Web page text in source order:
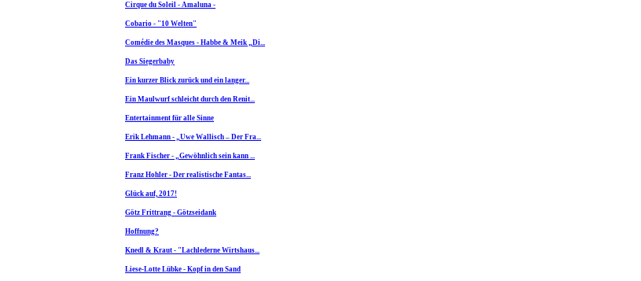
Cirque du Soleil - Amaluna -
Cobario - "10 Welten"
Comédie des Masques - Habbe & Meik „Di...
Das Siegerbaby
Ein kurzer Blick zurück und ein langer...
Ein Maulwurf schleicht durch den Renit...
Entertainment für alle Sinne
Erik Lehmann - „Uwe Wallisch – Der Fra...
Frank Fischer - „Gewöhnlich sein kann ...
Franz Hohler - Der realistische Fantas...
Glück auf, 2017!
Götz Frittrang - Götzseidank
Hoffnung?
Knedl & Kraut - "Lachlederne Wirtshaus...
Liese-Lotte Lübke - Kopf in den Sand